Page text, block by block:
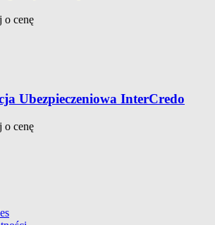
o cenę
Ubezpieczeniowa InterCredo
o cenę